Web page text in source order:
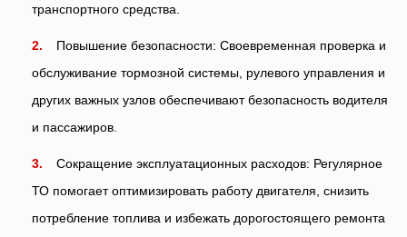
транспортного средства.
Повышение безопасности: Своевременная проверка и
обслуживание тормозной системы, рулевого управления и
других важных узлов обеспечивают безопасность водителя
и пассажиров.
Сокращение эксплуатационных расходов: Регулярное
ТО помогает оптимизировать работу двигателя, снизить
потребление топлива и избежать дорогостоящего ремонта